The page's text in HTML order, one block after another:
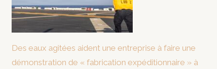
Des eaux agitées aident une entreprise à faire une
démonstration de « fabrication expéditionnaire » à